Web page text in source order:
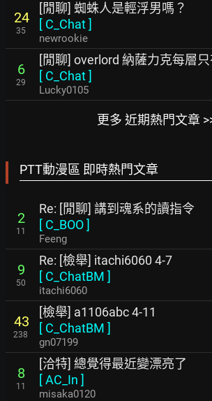
24
35
[閒聊] 蜘蛛人是輕浮男嗎？
[ C_Chat]
newrookie
6
29
[閒聊] overlord 納薩力克每層
[ C_Chat]
Lucky0105
更多 近期熱門文章
PTT動漫區 即時熱門文章
2
11
Re: [閒聊] 講到魂系的讀指令
[ C_BOO]
Feeng
9
50
Re: [檢舉] itachi6060 4-7
[ C_ChatBM ]
itachi6060
43
238
[檢舉] a1106abc 4-11
[ C_ChatBM ]
gn07199
8
11
[洽特] 總覺得最近變漂亮了
[AC_In ]
misaka0120